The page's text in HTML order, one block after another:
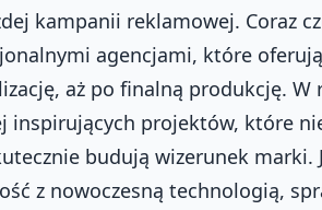
kampanii reklamowej. Coraz
agencjami, które
aż po finalną produkcję. W
inspirujących projektów, które
budują wizerunek marki.
z nowoczesną technologią,